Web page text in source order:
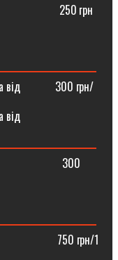
грн
від ⠀⠀⠀⠀300 грн/
від
грн/1